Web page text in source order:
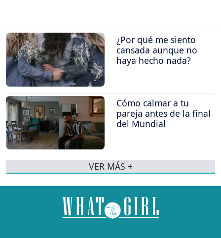
¿Por qué me siento
cansada aunque no
haya hecho nada?
Cómo calmar a tu
pareja antes de la final
del Mundial
VER MÁS +